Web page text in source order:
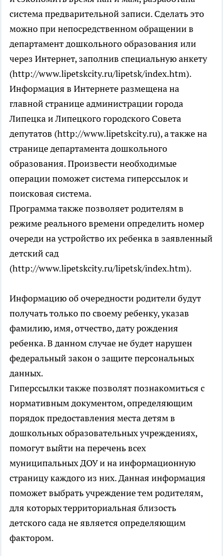
система предварительной записи. Сделать это
можно при непосредственном обращении в
департамент дошкольного образования или
через Интернет, заполнив специальную анкету
(http://www.lipetskcity.ru/lipetsk/index.htm).
Информация в Интернете размещена на
главной странице администрации города
Липецка и Липецкого городского Совета
депутатов (http://www.lipetskcity.ru), а также на
странице департамента дошкольного
образования. Произвести необходимые
операции поможет система гиперссылок и
поисковая система.
Программа также позволяет родителям в
режиме реального времени определить номер
очереди на устройство их ребенка в заявленный
детский сад
(http://www.lipetskcity.ru/lipetsk/index.htm).
Информацию об очередности родители будут
получать только по своему ребенку, указав
фамилию, имя, отчество, дату рождения
ребенка. В данном случае не будет нарушен
федеральный закон о защите персональных
данных.
Гиперссылки также позволят познакомиться с
нормативным документом, определяющим
порядок предоставления места детям в
дошкольных образовательных учреждениях,
помогут выйти на перечень всех
муниципальных ДОУ и на информационную
страницу каждого из них. Данная информация
поможет выбрать учреждение тем родителям,
для которых территориальная близость
детского сада не является определяющим
фактором.